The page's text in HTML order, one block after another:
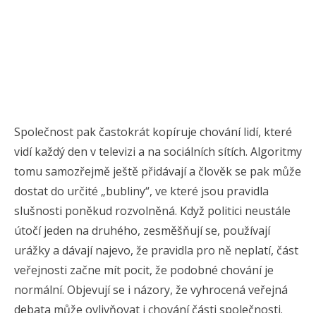
Společnost pak častokrát kopíruje chování lidí, které
vidí každý den v televizi a na sociálních sítích. Algoritmy
tomu samozřejmě ještě přidávají a člověk se pak může
dostat do určité „bubliny“, ve které jsou pravidla
slušnosti poněkud rozvolněná. Když politici neustále
útočí jeden na druhého, zesměšňují se, používají
urážky a dávají najevo, že pravidla pro ně neplatí, část
veřejnosti začne mít pocit, že podobné chování je
normální. Objevují se i názory, že vyhrocená veřejná
debata může ovlivňovat i chování části společnosti.